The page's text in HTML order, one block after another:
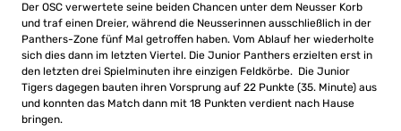
Der OSC verwertete seine beiden Chancen unter dem Neusser Korb
und traf einen Dreier, während die Neusserinnen ausschließlich in der
Panthers-Zone fünf Mal getroffen haben. Vom Ablauf her wiederholte
sich dies dann im letzten Viertel. Die Junior Panthers erzielten erst in
den letzten drei Spielminuten ihre einzigen Feldkörbe. Die Junior
Tigers dagegen bauten ihren Vorsprung auf 22 Punkte (35. Minute) aus
und konnten das Match dann mit 18 Punkten verdient nach Hause
bringen.